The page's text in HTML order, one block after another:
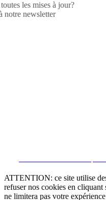
les mises à jour?
notre newsletter
ATTENTION: ce site utilise
refuser nos cookies en
ne limitera pas votre